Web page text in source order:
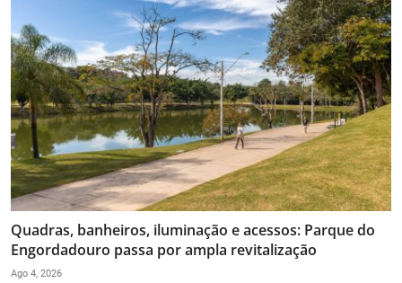
Quadras, banheiros, iluminação e acessos: Parque do
Engordadouro passa por ampla revitalização
Ago 4, 2026